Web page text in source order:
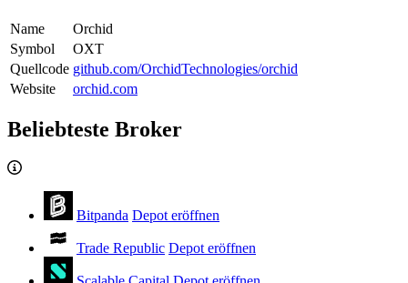
Name
Orchid
Symbol
OXT
Quellcode github.com/OrchidTechnologies/orchid
Website
orchid.com
Beliebteste Broker
Bitpanda Depot eröffnen
Trade Republic Depot eröffnen